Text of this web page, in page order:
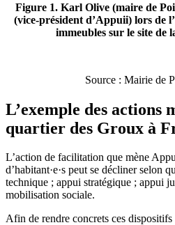
Figure 1. Karl Olive (maire de
(vice-président d’Appuii) lors de
immeubles sur le site de
Source : Mairie de
L’exemple des actions
quartier des Groux à
L’action de facilitation que mène
d’habitant·e·s peut se décliner selon
technique ; appui stratégique ; appui
mobilisation sociale.
Afin de rendre concrets ces